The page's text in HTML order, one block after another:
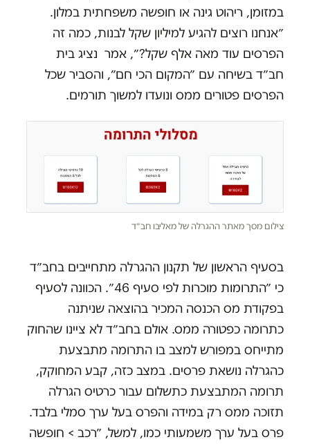
במזומן, ריהוט גינה או חופשה משפחתית במלון.
״אנחנו רוצים להגיע למיליון שקל לבנות, כמה זה
הפרסים עוד מאה אלף שקל?״, אמר נציג בית
חב״ד בשיחה עם ״המקום הכי חם״, והסביר שכל
הפרסים פטורים ממס ונועדו למשוך תורמים.
צילום מסך מאתר ההגרלה של מאליבו חב״ד
בסעיף הראשון של תקנון ההגרלה מתחייבים בחב״ד
כי ״התרומות מוכרות לפי סעיף 46״. הכוונה לסעיף
בפקודת מס הכנסה המכיר בהוצאה שניתנה
כתרומה כפטורה ממס. אולם בחב״ד לא ציינו שהחוק
מתייחס במפורש למצב בו התרומה מתבצעת
כהגרלה נושאת פרסים. במצב כזה, קבע המחוקק,
תרומה המתבצעת כתשלום עבור כרטיס הגרלה
תזוכה ממס רק במידה והפרס בעל ערך סמלי בלבד.
פרס בעל ערך משמעותי כמו, למשל, ״רכב > חופשה